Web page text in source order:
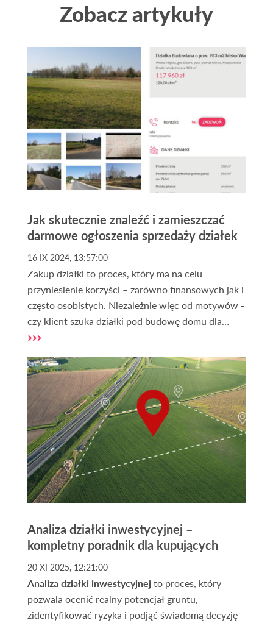
Zobacz artykuły
Jak skutecznie znaleźć i zamieszczać
darmowe ogłoszenia sprzedaży działek
16 IX 2024, 13:57:00
Zakup działki to proces, który ma na celu
przyniesienie korzyści – zarówno finansowych jak i
często osobistych. Niezależnie więc od motywów -
czy klient szuka działki pod budowę domu dla
siebie lub na sprzedaż, czy może lokalizacji na
odpowiednie ogłoszenia mogą pomóc znaleźć
idealną nieruchomość.
Analiza działki inwestycyjnej –
kompletny poradnik dla kupujących
20 XI 2025, 12:21:00
Analiza działki inwestycyjnej to proces, który
pozwala ocenić realny potencjał gruntu,
zidentyfikować ryzyka i podjąć świadomą decyzję